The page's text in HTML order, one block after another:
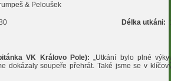
& Peloušek
Délka utkáni:
VK Královo Pole): „Utkání bylo plné
dokázaly soupeře přehrát. Také jsme se v